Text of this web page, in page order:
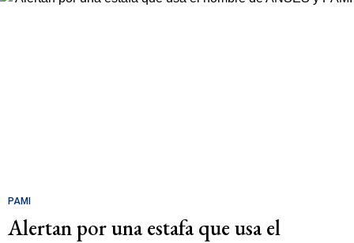
PAMI
Alertan por una estafa que usa el